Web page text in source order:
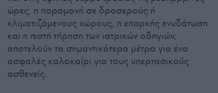
ώρες, η παραμονή σε δροσερούς ή
κλιματιζόμενους χώρους, η επαρκής ενυδάτωση
και η πιστή τήρηση των ιατρικών οδηγιών,
αποτελούν τα σημαντικότερα μέτρα για ένα
ασφαλές καλοκαίρι για τους υπερτασικούς
ασθενείς.